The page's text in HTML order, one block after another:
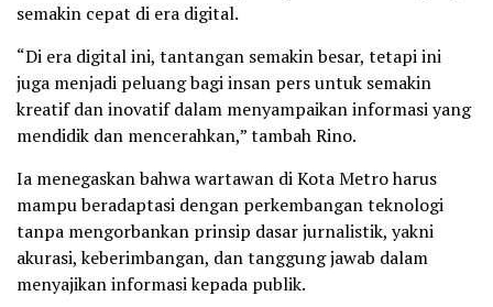
semakin cepat di era digital.
“Di era digital ini, tantangan semakin besar, tetapi ini
juga menjadi peluang bagi insan pers untuk semakin
kreatif dan inovatif dalam menyampaikan informasi yang
mendidik dan mencerahkan,” tambah Rino.
Ia menegaskan bahwa wartawan di Kota Metro harus
mampu beradaptasi dengan perkembangan teknologi
tanpa mengorbankan prinsip dasar jurnalistik, yakni
akurasi, keberimbangan, dan tanggung jawab dalam
menyajikan informasi kepada publik.